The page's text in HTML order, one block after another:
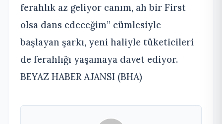
ferahlık az geliyor canım, ah bir First
olsa dans edeceğim” cümlesiyle
başlayan şarkı, yeni haliyle tüketicileri
de ferahlığı yaşamaya davet ediyor.
BEYAZ HABER AJANSI (BHA)